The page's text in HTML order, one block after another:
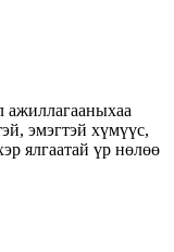
эмэгтэй хүмүүс,
ялгаатай үр нөлөө